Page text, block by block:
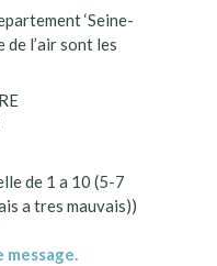
‘Seine-
de l’air sont les
de 1 a 10 (5-7
a tres mauvais))